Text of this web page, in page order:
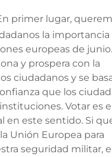
primer lugar,
la importancia
europeas de
y prospera con la
ciudadanos y se
que los
Votar es
en este sentido. Si
Unión Europea para
seguridad militar,